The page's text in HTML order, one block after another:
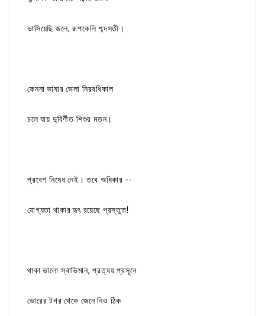
ভাসিয়েছি জলে; রূপকেলি শব্দসতী।
কেননা ভাষার ভেলা নিরবধিকাল
চলে যায় দুবির্ণীত শিশুর মতন।
প্রবেশ নিষেধ নেই। তবে অধিকার --
যোগ্যতা থাকার হৃৎ রয়েছে প্রস্তুত!
থাকা ভালো স্বাভিমান, প্রত্যয় প্রসূনে
ভোরের টগর থেকে জেনে নিও ঠিক